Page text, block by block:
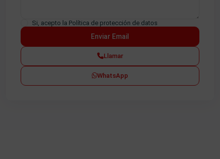
Si, acepto la Política de protección de datos
Llamar
WhatsApp